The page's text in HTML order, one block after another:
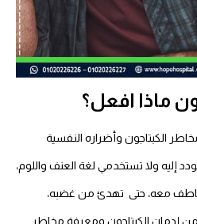
ماذا افعل؟
الكبتاجون وأضراره النفسية
إليه ولا تستخدمي لغة العنف واللوم،
معه، حتى تهدئ من غضبه،
من إدمان الكبتاجون ومعرفة مخاطر